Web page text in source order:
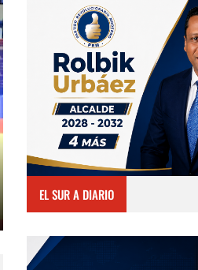
EL SUR A DIARIO